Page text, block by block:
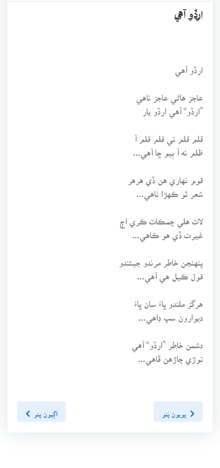
ارڏو آهي
ارڏو آهي
عاجز هاڻي عاجز ناهي
”ارڏو“ آهي ارڏو يار
قلم قلم تي قلم قلم آ
ظلم نه آ ٻيو ڇا آهي...
قوم نهاري هن ڏي هرهر
شعر ٿو ڪهڙا ٺاهي...
لاٽ هلي چمڪاٽ ڪري اڄ
غيرت ڏي هو ڪاهي...
پنهنجن خاطر مرندو جيئندو
قول ڪيل هي آهي...
هرگز ملندو ڀاءُ سان ڀاءُ
ديوارون سڀ ڊاهي...
دشمن خاطر ”ارڏو“ آهي
توڙي چاڙهن ڦاهي...
پويون پَنو اڳيون پنو